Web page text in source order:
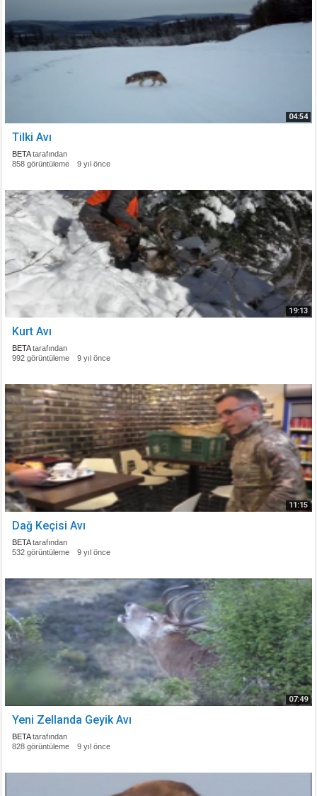
04:54
Tilki Avı
BETAtarafından
858 görüntüleme
9 yıl önce
19:13
Kurt Avı
BETAtarafından
992 görüntüleme
9 yıl önce
11:15
Dağ Keçisi Avı
BETAtarafından
532 görüntüleme
9 yıl önce
07:49
Yeni Zellanda Geyik Avı
BETAtarafından
828 görüntüleme
9 yıl önce